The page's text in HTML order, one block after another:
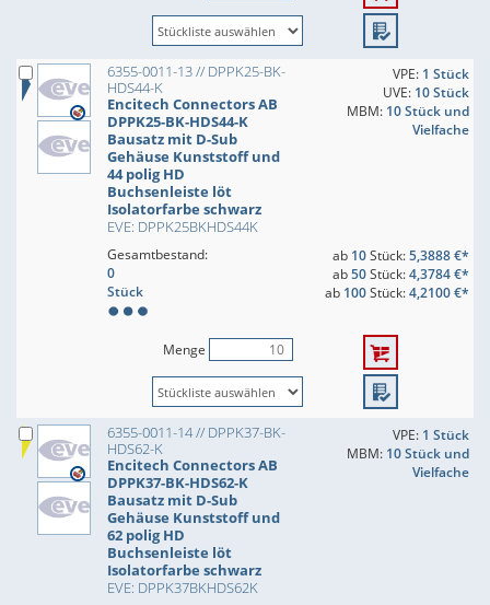
6355-0011-13 // DPPK25-BK-
HDS44-K
Encitech Connectors AB
DPPK25-BK-HDS44-K
Bausatz mit D-Sub
Gehäuse Kunststoff und
44 polig HD
Buchsenleiste löt
Isolatorfarbe schwarz
EVE: DPPK25BKHDS44K
VPE: 1 Stück
UVE: 10 Stück
MBM: 10 Stück und
Vielfache
Gesamtbestand:
0
Stück
ab 10Stück:5,3888 €*
ab50Stück:4,3784 €*
ab 100Stück:4,2100 €*
Menge
6355-0011-14 // DPPK37-BK-
HDS62-K
Encitech Connectors AB
DPPK37-BK-HDS62-K
Bausatz mit D-Sub
Gehäuse Kunststoff und
62 polig HD
Buchsenleiste löt
Isolatorfarbe schwarz
EVE: DPPK37BKHDS62K
VPE: 1 Stück
MBM: 10 Stück und
Vielfache